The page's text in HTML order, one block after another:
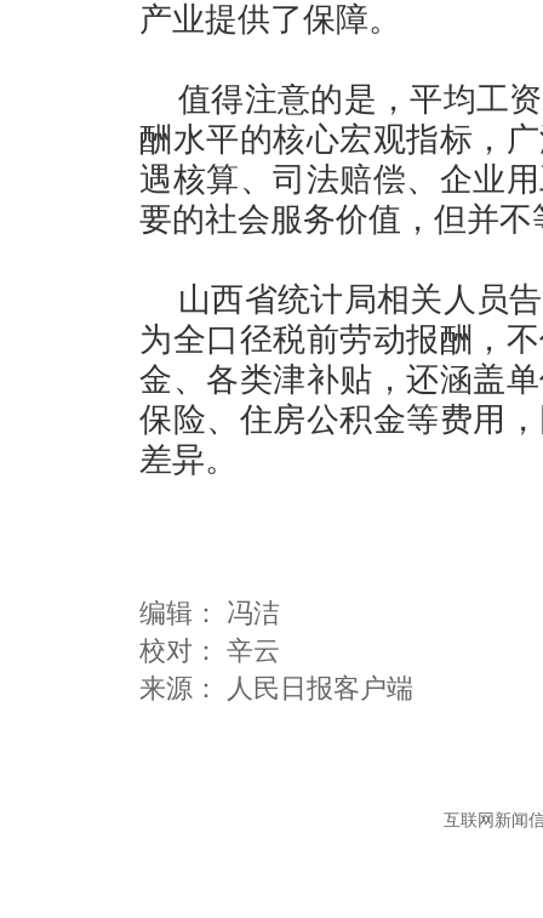
产业提供了保障。
值得注意的是，平均工
酬水平的核心宏观指标，
遇核算、司法赔偿、企业
要的社会服务价值，但并
山西省统计局相关人员
为全口径税前劳动报酬，
金、各类津补贴，还涵盖
保险、住房公积金等费用
差异。
编辑： 冯洁
校对： 辛云
互联网新闻